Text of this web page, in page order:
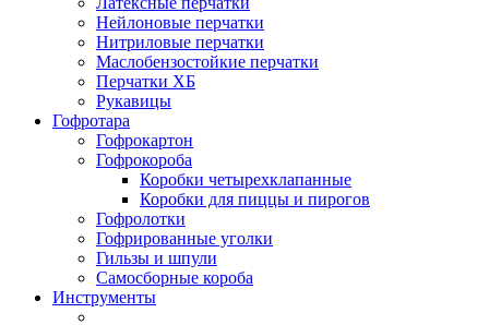
Нейлоновые перчатки
Нитриловые перчатки
Маслобензостойкие перчатки
Перчатки ХБ
Рукавицы
Гофротара
Гофрокартон
Гофрокороба
Коробки четырехклапанные
Коробки для пиццы и пирогов
Гофролотки
Гофрированные уголки
Гильзы и шпули
Самосборные короба
Инструменты